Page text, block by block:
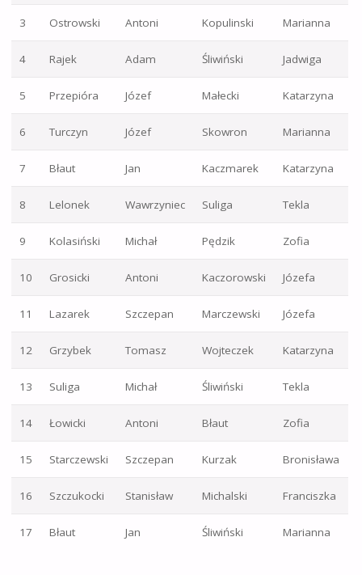
3 Ostrowski Antoni Kopulinski Marianna
4 Rajek Adam Śliwiński Jadwiga
5 Przepióra Józef Małecki Katarzyna
6 Turczyn Józef Skowron Marianna
7 Błaut Jan Kaczmarek Katarzyna
8 Lelonek Wawrzyniec Suliga Tekla
9 Kolasiński Michał Pędzik Zofia
10 Grosicki Antoni Kaczorowski Józefa
11 Lazarek Szczepan Marczewski Józefa
12 Grzybek Tomasz Wojteczek Katarzyna
13 Suliga Michał Śliwiński Tekla
14 Łowicki Antoni Błaut Zofia
15 Starczewski Szczepan Kurzak Bronisława
16 Szczukocki Stanisław Michalski Franciszka
17 Błaut Jan Śliwiński Marianna